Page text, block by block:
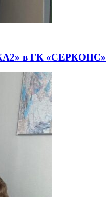
в ГК «СЕРКОНС»